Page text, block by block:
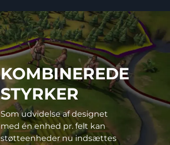
KOMBINEREDE
STYRKER
Som udvidelse af designet
med én enhed pr. felt kan
støtteenheder nu indsættes